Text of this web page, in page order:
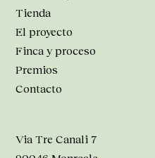
Tienda
El proyecto
Finca y proceso
Premios
Contacto
Via Tre Canali 7